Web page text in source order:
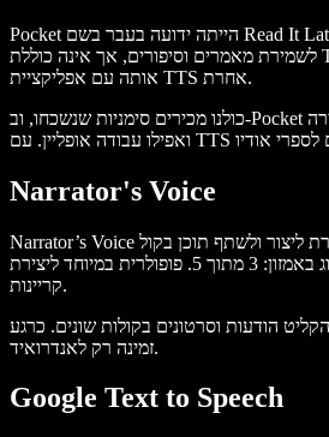
Pocket הייתה ידועה בעבר בשם Read It Later. זו אפליקציה נהדרת
לשמירת מאמרים וסיפורים, אך אינה כוללת TTS בעצמה. אפשר לשלב
אותה עם אפליקציית TTS אחרת.
כולנו מכירים סימניות שנשכחו, וב-Pocket יש אפשרויות נוחות לשמירה
Narrator's Voice
Narrator’s Voice היא אפליקציה שמאפשרת ליצור ולשתף תוכן בקול
קריין לבחירתך. הדירוג באמזון: 3 מתוך 5. פופולרית במיוחד ליצירת
קריינות.
הודעות וסרטונים בקולות שונים. כרגע
זמינה רק לאנדרואיד.
Google Text to Speech